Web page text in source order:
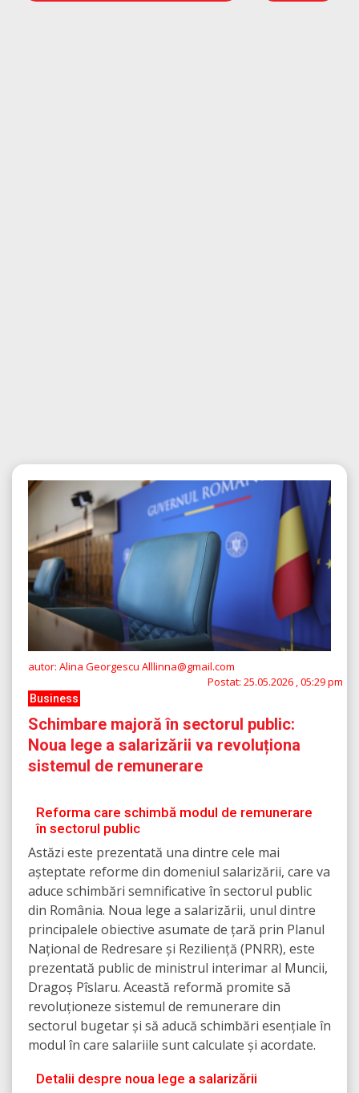
autor: Alina Georgescu Alllinna@gmail.com
Postat: 25.05.2026 , 05:29 pm
Business
Schimbare majoră în sectorul public:
Noua lege a salarizării va revoluționa
sistemul de remunerare
Reforma care schimbă modul de remunerare
în sectorul public
Astăzi este prezentată una dintre cele mai
așteptate reforme din domeniul salarizării, care va
aduce schimbări semnificative în sectorul public
din România. Noua lege a salarizării, unul dintre
principalele obiective asumate de țară prin Planul
Național de Redresare și Reziliență (PNRR), este
prezentată public de ministrul interimar al Muncii,
Dragoș Pîslaru. Această reformă promite să
revoluționeze sistemul de remunerare din
sectorul bugetar și să aducă schimbări esențiale în
modul în care salariile sunt calculate și acordate.
Detalii despre noua lege a salarizării